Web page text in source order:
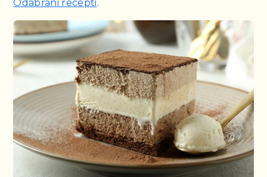
Odabrani recepti.